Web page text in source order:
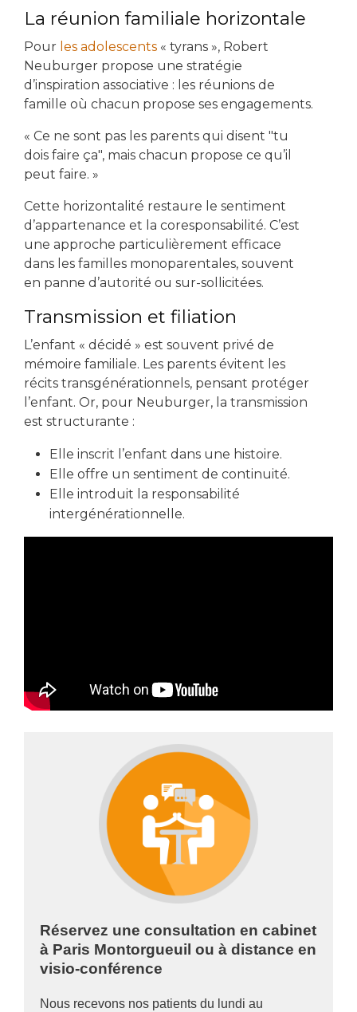
La réunion familiale horizontale
Pour les adolescents « tyrans », Robert
Neuburger propose une stratégie
d’inspiration associative : les réunions de
famille où chacun propose ses engagements.
« Ce ne sont pas les parents qui disent "tu
dois faire ça", mais chacun propose ce qu’il
peut faire. »
Cette horizontalité restaure le sentiment
d’appartenance et la coresponsabilité. C’est
une approche particulièrement efficace
dans les familles monoparentales, souvent
en panne d’autorité ou sur-sollicitées.
Transmission et filiation
L’enfant « décidé » est souvent privé de
mémoire familiale. Les parents évitent les
récits transgénérationnels, pensant protéger
l’enfant. Or, pour Neuburger, la transmission
est structurante :
Elle inscrit l’enfant dans une histoire.
Elle offre un sentiment de continuité.
Elle introduit la responsabilité
intergénérationnelle.
Réservez une consultation en cabinet
à Paris Montorgueuil ou à distance en
visio-conférence
Nous recevons nos patients du lundi au